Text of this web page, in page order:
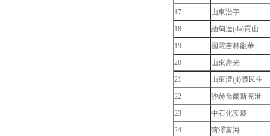
17
山東浩宇
18
緬甸達(dá)貢山
19
國電吉林龍華
20
山東壽光
21
山東濟(jì)礦民生
22
沙赫喬爾斯克港
23
中石化安慶
24
菏澤富海